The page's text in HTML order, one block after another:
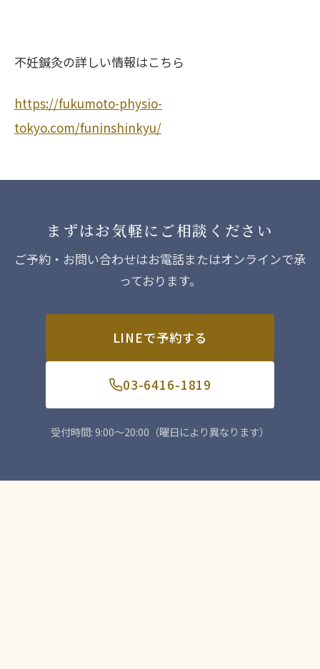
不妊鍼灸の詳しい情報はこちら
https://fukumoto-physio-
tokyo.com/funinshinkyu/
まずはお気軽にご相談ください
ご予約・お問い合わせはお電話またはオンラインで承
っております。
LINEで予約する
03-6416-1819
受付時間: 9:00〜20:00（曜日により異なります）